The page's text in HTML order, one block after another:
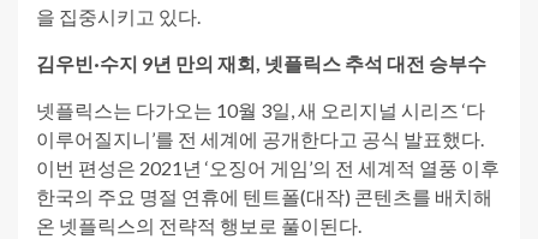
을 집중시키고 있다.
김우빈·수지 9년 만의 재회, 넷플릭스 추석 대전 승부수
넷플릭스는 다가오는 10월 3일, 새 오리지널 시리즈 ‘다
이루어질지니’를 전 세계에 공개한다고 공식 발표했다.
이번 편성은 2021년 ‘오징어 게임’의 전 세계적 열풍 이후
한국의 주요 명절 연휴에 텐트폴(대작) 콘텐츠를 배치해
온 넷플릭스의 전략적 행보로 풀이된다.